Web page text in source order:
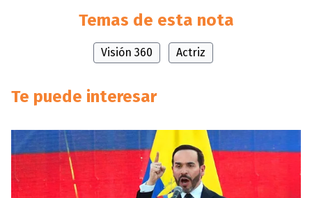
Temas de esta nota
Visión 360 Actriz
Te puede interesar